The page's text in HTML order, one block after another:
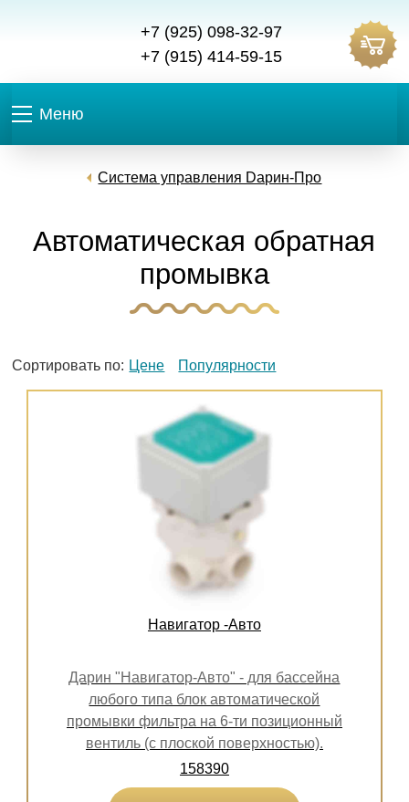
+7 (925) 098-32-97
+7 (915) 414-59-15
Меню
Система управления Dарин-Про
Автоматическая обратная
промывка
Сортировать по: Цене Популярности
Навигатор -Авто
Дарин "Навигатор-Авто" - для бассейна
любого типа блок автоматической
промывки фильтра на 6-ти позиционный
вентиль (с плоской поверхностью).
158390